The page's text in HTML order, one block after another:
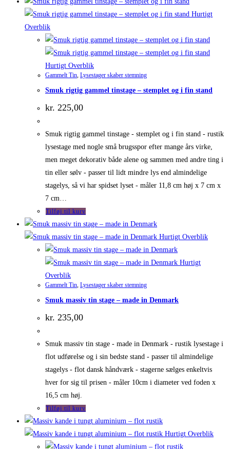
Hurtigt
Overblik
Hurtigt Overblik
Gammelt Tin Lysestager skaber stemning
Smuk rigtig gammel tinstage – stemplet og i fin stand
kr. 225,00
Smuk rigtig gammel tinstage - stemplet og i fin stand - rustik
lysestage med nogle små brugsspor efter mange års virke,
men meget dekorativ både alene og sammen med andre ting i
tin eller sølv - passer til lidt mindre lys end almindelige
stagelys, så vi har spidset lyset - måler 11,8 cm høj x 7 cm x
7 cm…
Tilføj til kurv
Hurtigt Overblik
Hurtigt
Overblik
Gammelt Tin, Lysestager skaber stemning
Smuk massiv tin stage – made in Denmark
kr. 235,00
Smuk massiv tin stage - made in Denmark - rustik lysestage i
flot udførelse og i sin bedste stand - passer til almindelige
stagelys - flot dansk håndværk - stagerne sælges enkeltvis
hver for sig til prisen - måler 10cm i diameter ved foden x
16,5 cm høj.
Tilføj til kurv
Hurtigt Overblik